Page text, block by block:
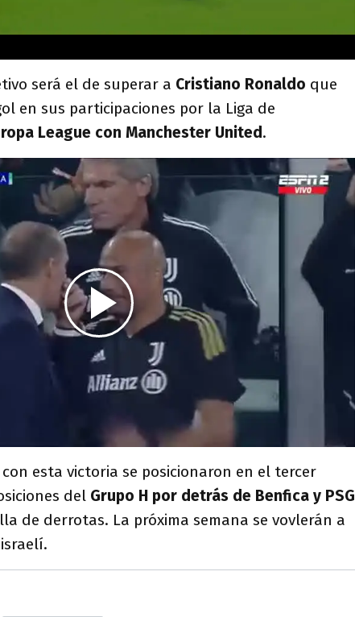
será el de superar a Cristiano Ronaldo que
en sus participaciones por la Liga de
League con Manchester United.
con esta victoria se posicionaron en el tercer
del Grupo H por detrás de Benfica y PSG
de derrotas. La próxima semana se vovlerán a